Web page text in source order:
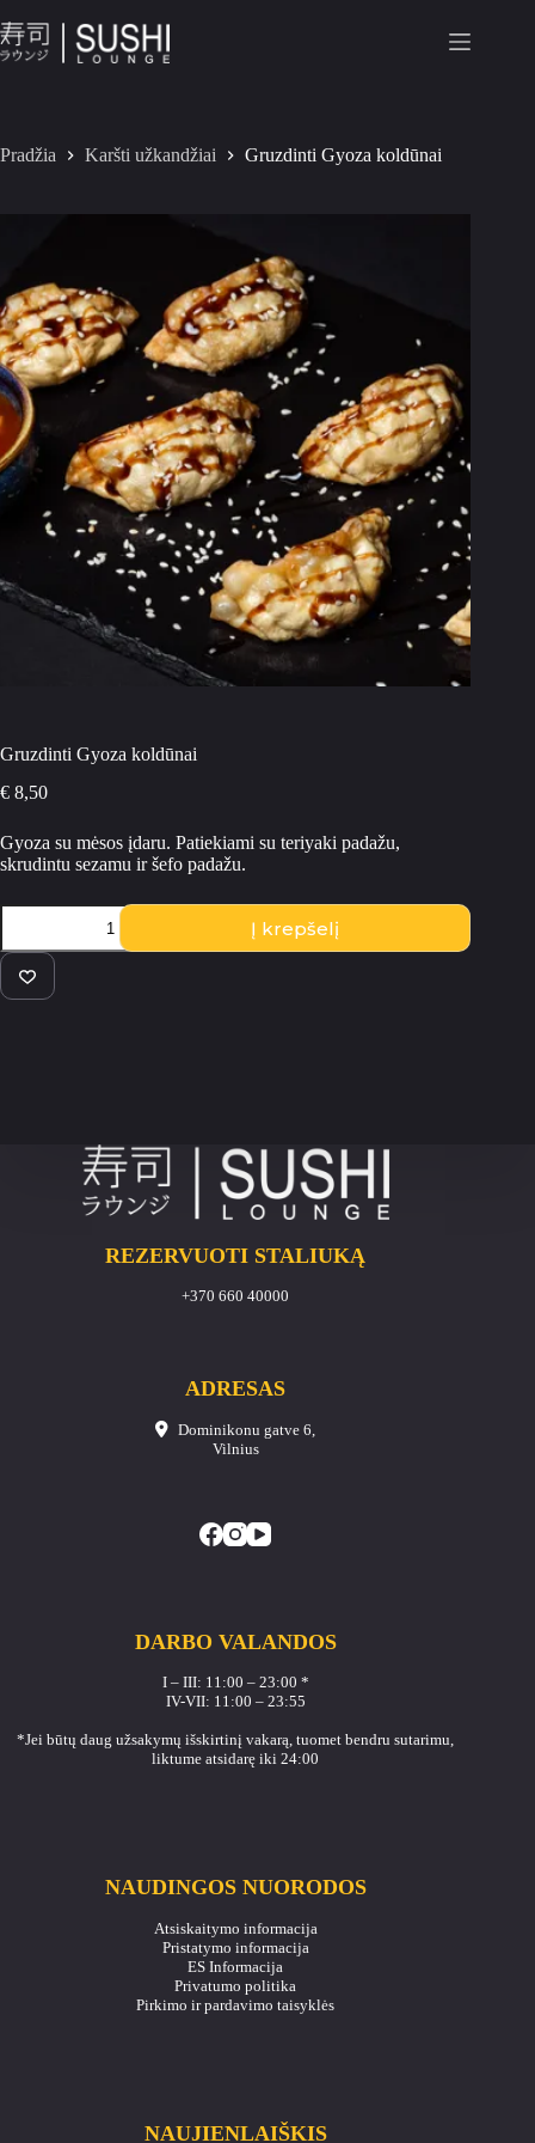
Pradžia Karšti užkandžiai Gruzdinti Gyoza koldūnai
Gruzdinti Gyoza koldūnai
€ 8,50
Gyoza su mėsos įdaru. Patiekiami su teriyaki padažu,
skrudintu sezamu ir šefo padažu.
produkto
Gruzdinti
Gyoza
koldūnai
Į krepšelį
REZERVUOTI STALIUKĄ
+370 660 40000
ADRESAS
Dominikonu gatve 6,
Vilnius
DARBO VALANDOS
I – III: 11:00 – 23:00 *
IV-VII: 11:00 – 23:55
*Jei būtų daug užsakymų išskirtinį vakarą, tuomet bendru sutarimu,
liktume atsidarę iki 24:00
NAUDINGOS NUORODOS
Atsiskaitymo informacija
Pristatymo informacija
ES Informacija
Privatumo politika
Pirkimo ir pardavimo taisyklės
NAUJIENLAIŠKIS